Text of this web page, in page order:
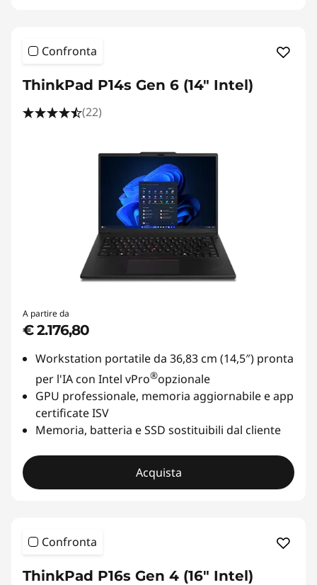
Confronta
ThinkPad P14s Gen 6 (14" Intel)
(22)
A partire da
€ 2.176,80
Workstation portatile da 36,83 cm (14,5″) pronta
per l'IA con Intel vPro®opzionale
GPU professionale, memoria aggiornabile e app
certificate ISV
Memoria, batteria e SSD sostituibili dal cliente
Acquista
Confronta
ThinkPad P16s Gen 4 (16" Intel)